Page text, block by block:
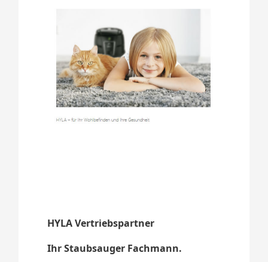
HYLA Vertriebspartner
Ihr Staubsauger Fachmann.